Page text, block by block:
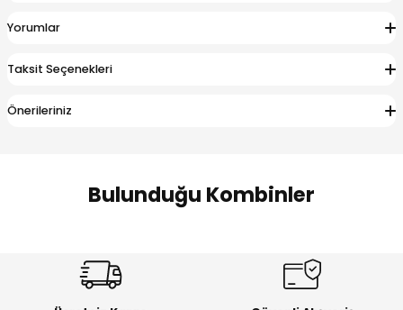
Yorumlar
Taksit Seçenekleri
Önerileriniz
Bulunduğu Kombinler